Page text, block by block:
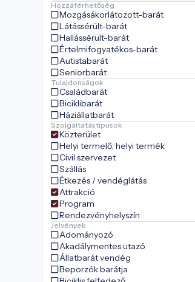
Hozzáférhetőség
Mozgásákorlátozott-barát
Látássérült-barát
Hallássérült-barát
Értelmifogyatékos-barát
Autistabarát
Seniorbarát
Tulajdonságok
Családbarát
Biciklibarát
Háziállatbarát
Szolgáltatástípusok
Közterület
Helyi termelő, helyi termék
Civil szervezet
Szállás
Étkezés / vendéglátás
Attrakció
Program
Rendezvényhelyszín
Jelvények
Adományozó
Akadálymentes utazó
Állatbarát vendég
Beporzók barátja